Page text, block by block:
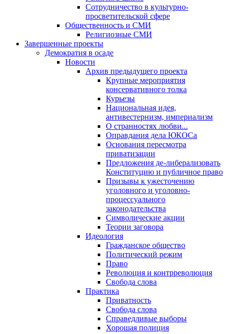
Сотрудничество в культурно-
просветительской сфере
Общественность и СМИ
Религиозные СМИ
Завершенные проекты
Демократия в осаде
Новости
Архив предыдущего проекта
Крупные мероприятия
консервативного толка
Курьезы
Национальная идея,
антивестернизм, империализм
О странностях любви...
Оправдания дела ЮКОСа
Основания пересмотра
приватизации
Предложения де-либерализовать
Конституцию и публичное право
Призывы к ужесточению
уголовного и уголовно-
процессуального
законодательства
Символические акции
Теории заговора
Идеология
Гражданское общество
Политический режим
Право
Революция и контрреволюция
Свобода слова
Практика
Приватность
Свобода слова
Справедливые выборы
Хорошая полиция